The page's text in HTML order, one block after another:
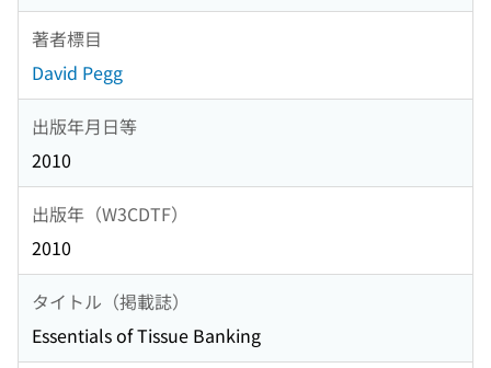
著者標目
David Pegg
出版年月日等
2010
出版年（W3CDTF）
2010
タイトル（掲載誌）
Essentials of Tissue Banking